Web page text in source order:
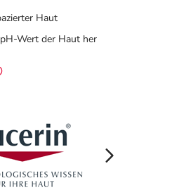
Haut
Wert der Haut her